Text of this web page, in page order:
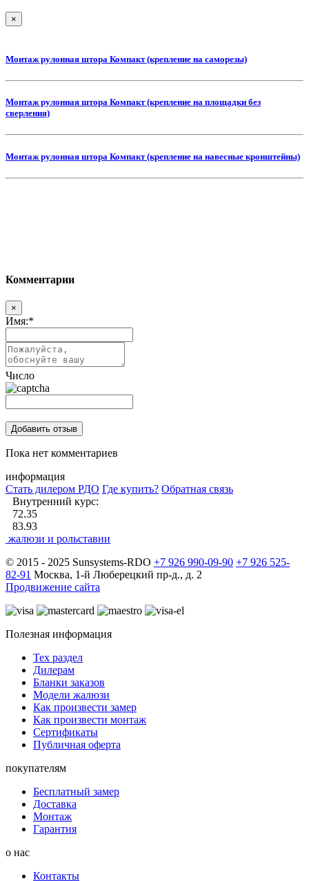
×
Монтаж рулонная штора Компакт (крепление на саморезы)
Монтаж рулонная штора Компакт (крепление на площадки без
сверления)
Монтаж рулонная штора Компакт (крепление на навесные кронштейны)
Комментарии
×
Имя:*
Число
Пока нет комментариев
информация
Стать дилером РДО Где купить? Обратная связь
Внутренний курс:
72.35
83.93
жалюзи и рольставни
© 2015 - 2025 Sunsystems-RDO +7 926 990-09-90 +7 926 525-
82-91 Москва, 1-й Люберецкий пр-д., д. 2
Продвижение сайта
Полезная информация
Тех раздел
Дилерам
Бланки заказов
Модели жалюзи
Как произвести замер
Как произвести монтаж
Сертификаты
Публичная оферта
покупателям
Бесплатный замер
Доставка
Монтаж
Гарантия
о нас
Контакты